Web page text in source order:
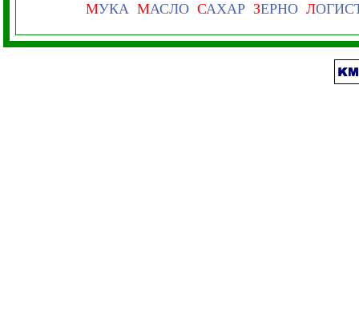
МУКА МАСЛО САХАР ЗЕРНО Л